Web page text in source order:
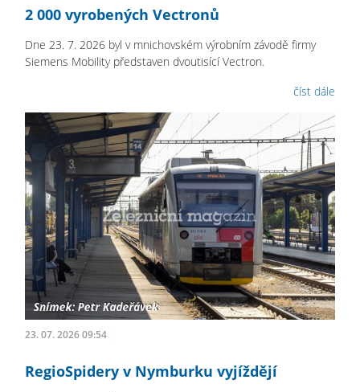
2 000 vyrobených Vectronů
Dne 23. 7. 2026 byl v mnichovském výrobním závodě firmy
Siemens Mobility představen dvoutisící Vectron.
číst dále
23. 07. 2026 09:54
RegioSpidery v Nymburku vyjíždějí